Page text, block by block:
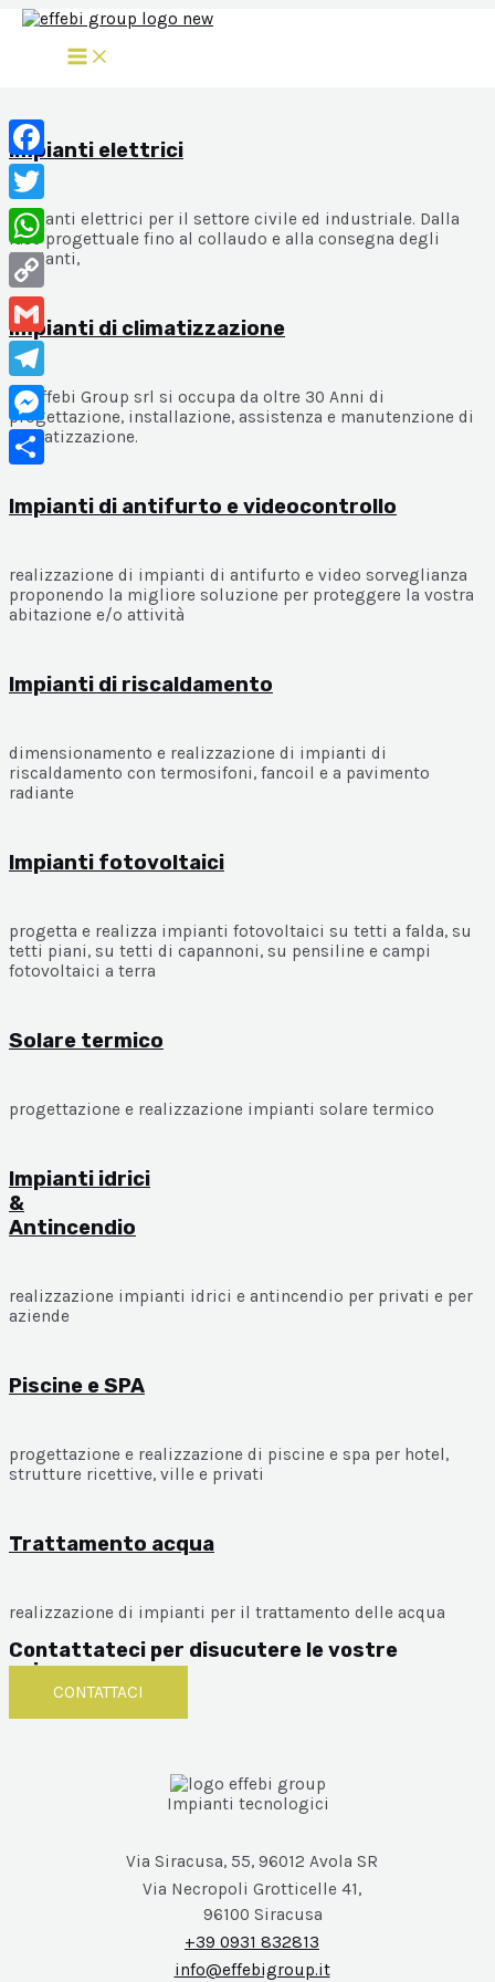
Vai
contenutoMAIN
MENU
EFFEBI Group
Impianti elettrici
impianti elettrici per il settore civile ed industriale. Dalla
fase progettuale fino al collaudo e alla consegna degli
impianti,
Impianti di climatizzazione
La Effebi Group srl si occupa da oltre 30 Anni di
progettazione, installazione, assistenza e manutenzione di
climatizzazione.
Impianti di antifurto e videocontrollo
realizzazione di impianti di antifurto e video sorveglianza
proponendo la migliore soluzione per proteggere la vostra
abitazione e/o attività
Impianti di riscaldamento
dimensionamento e realizzazione di impianti di
riscaldamento con termosifoni, fancoil e a pavimento
radiante
Impianti fotovoltaici
progetta e realizza impianti fotovoltaici su tetti a falda, su
tetti piani, su tetti di capannoni, su pensiline e campi
fotovoltaici a terra
Solare termico
progettazione e realizzazione impianti solare termico
Impianti idrici
&
Antincendio
realizzazione impianti idrici e antincendio per privati e per
aziende
Piscine e SPA
progettazione e realizzazione di piscine e spa per hotel,
strutture ricettive, ville e privati
Trattamento acqua
realizzazione di impianti per il trattamento delle acqua
Contattateci per disucutere le vostre
esigenze
CONTATTACI
Impianti tecnologici
Via Siracusa, 55, 96012 Avola SR
Via Necropoli Grotticelle 41,
96100 Siracusa
+39 0931 832813
info@effebigroup.it
Facebook
Twitter
WhatsApp
Copy
Link
Gmail
Telegram
Messenger